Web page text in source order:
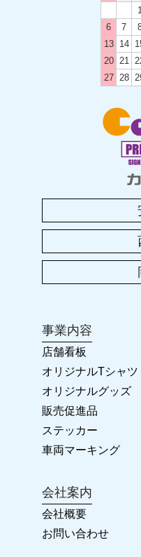
2023-2024 年末年始
カラーズ西尾店移転の
2023年 お盆休みのお
2023.04.25
2023年 ゴールデンウ
2023.01.25
2022.11.23
2022-2023 年末年始の
2022.04.28
カラーズ岡崎店 リニ
2022年 ゴールデンウ
2022.03.26
1
6
7
13
14
20
21
27
28
事業内容
店舗看板
オリジナルTシャツ
オリジナルグッズ
販売促進品
ステッカー
車両マーキング
会社案内
会社概要
お問い合わせ